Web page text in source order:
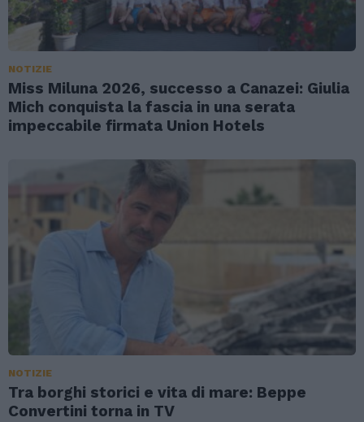
NOTIZIE
Miss Miluna 2026, successo a Canazei: Giulia
Mich conquista la fascia in una serata
impeccabile firmata Union Hotels
NOTIZIE
Tra borghi storici e vita di mare: Beppe
Convertini torna in TV